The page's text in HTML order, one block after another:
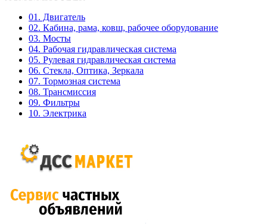
01. Двигатель
02. Кабина, рама, ковш, рабочее оборудование
03. Мосты
04. Рабочая гидравлическая система
05. Рулевая гидравлическая система
06. Стекла, Оптика, Зеркала
07. Тормозная система
08. Трансмиссия
09. Фильтры
10. Электрика